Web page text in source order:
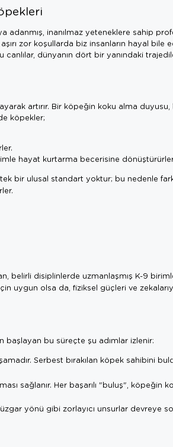
adanmış, inanılmaz yeteneklere sahip
zor koşullarda biz insanların hayal bile
dünyanın dört bir yanındaki
artırır. Bir köpeğin koku alma duyusu,
köpekler;
hayat kurtarma becerisine
bir ulusal standart yoktur; bu nedenle
belirli disiplinlerde uzmanlaşmış K-9
uygun olsa da, fiziksel güçleri ve
başlayan bu süreçte şu adımlar izlenir:
Serbest bırakılan köpek sahibini
sağlanır. Her başarılı "buluş", köpeğin
yönü gibi zorlayıcı unsurlar devreye